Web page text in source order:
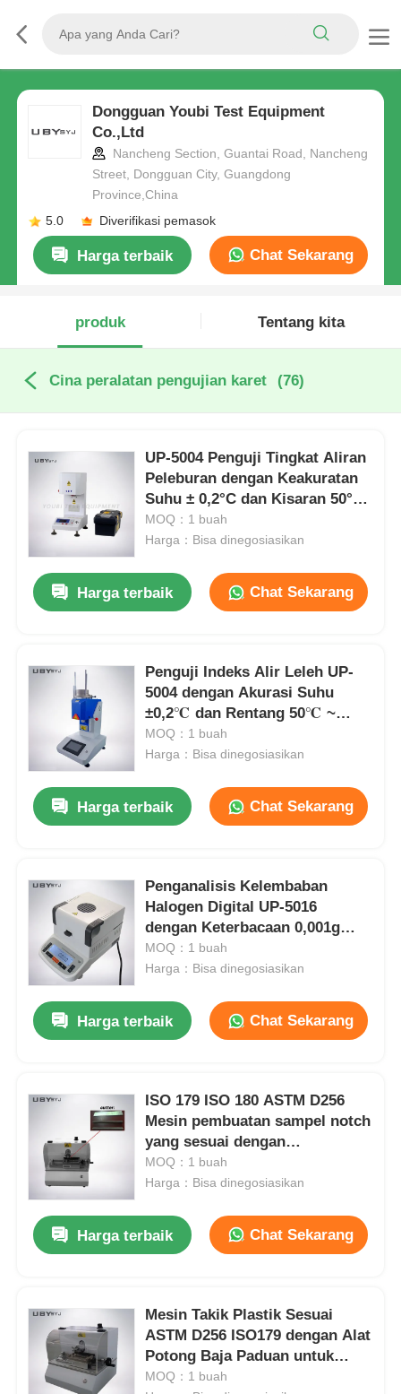
Dongguan Youbi Test Equipment
Co.,Ltd
Nancheng Section, Guantai Road, Nancheng
Street, Dongguan City, Guangdong
Province,China
5.0
Diverifikasi pemasok
Harga terbaik Chat Sekarang
produk Tentang kita
Cina peralatan pengujian karet (76)
UP-5004 Penguji Tingkat Aliran
Peleburan dengan Keakuratan
Suhu ± 0,2°C dan Kisaran 50°C
~ 400°C Sesuai dengan ISO1133
ASTM D1238
MOQ：1 buah
Harga：Bisa dinegosiasikan
Harga terbaik Chat Sekarang
Penguji Indeks Alir Leleh UP-
5004 dengan Akurasi Suhu
±0,2℃ dan Rentang 50℃ ~
400℃ untuk Pengujian MFI
Presisi Tinggi
MOQ：1 buah
Harga：Bisa dinegosiasikan
Harga terbaik Chat Sekarang
Penganalisis Kelembaban
Halogen Digital UP-5016
dengan Keterbacaan 0,001g
Layar LCD 5 inci dan Lampu
Halogen Efisiensi Tinggi
MOQ：1 buah
Harga：Bisa dinegosiasikan
Harga terbaik Chat Sekarang
ISO 179 ISO 180 ASTM D256
Mesin pembuatan sampel notch
yang sesuai dengan
penggilingan mekanik presisi
tinggi untuk pemotongan halus
MOQ：1 buah
Harga：Bisa dinegosiasikan
Harga terbaik Chat Sekarang
Mesin Takik Plastik Sesuai
ASTM D256 ISO179 dengan Alat
Potong Baja Paduan untuk
Persiapan Sampel Efisiensi
MOQ：1 buah